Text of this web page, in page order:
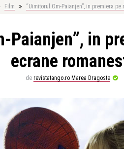
Film “Uimitorul Om-Paianjen”, in premiera
Paianjen”, in
ecrane
de revistatango.ro Marea Dragoste